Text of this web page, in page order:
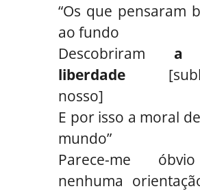
“Os que pensaram
ao fundo
Descobriram a
liberdade
nosso]
E por isso a moral
mundo”
Parece-me
nenhuma